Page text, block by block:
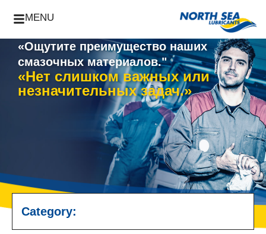
MENU
«Ощутите преимущество наших
смазочных материалов."
«Нет слишком важных или
незначительных задач.»
Category: